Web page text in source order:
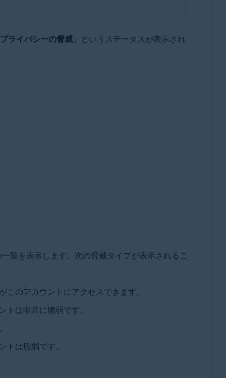
プライバシーの脅威」というステータスが表示され
覧を表示します。次の脅威タイプが表示されるこ
のアカウントにアクセスできます。
トは非常に脆弱です。
は脆弱です。